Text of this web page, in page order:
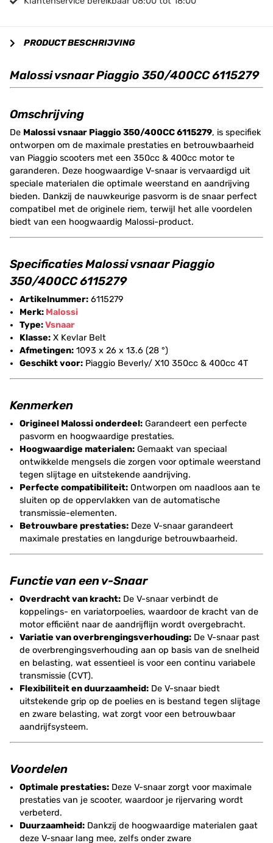
PRODUCT BESCHRIJVING
Malossi vsnaar Piaggio 350/400CC 6115279
Omschrijving
De Malossi vsnaar Piaggio 350/400CC 6115279, is specifiek
ontworpen om de maximale prestaties en betrouwbaarheid
van Piaggio scooters met een 350cc & 400cc motor te
garanderen. Deze hoogwaardige V-snaar is vervaardigd uit
speciale materialen die optimale weerstand en aandrijving
bieden. Dankzij de nauwkeurige pasvorm is de snaar perfect
compatibel met de originele riem, terwijl het alle voordelen
biedt van een hoogwaardig Malossi-product.
Specificaties Malossi vsnaar Piaggio
350/400CC 6115279
Artikelnummer: 6115279
Merk: Malossi
Type:Vsnaar
Klasse: X Kevlar Belt
Afmetingen: 1093 x 26 x 13.6 (28 °)
Geschikt voor: Piaggio Beverly/ X10 350cc & 400cc 4T
Kenmerken
Origineel Malossi onderdeel: Garandeert een perfecte
pasvorm en hoogwaardige prestaties.
Hoogwaardige materialen: Gemaakt van speciaal
ontwikkelde mengsels die zorgen voor optimale weerstand
tegen slijtage en uitstekende aandrijving.
Perfecte compatibiliteit: Ontworpen om naadloos aan te
sluiten op de oppervlakken van de automatische
transmissie-elementen.
Betrouwbare prestaties: Deze V-snaar garandeert
maximale prestaties en langdurige betrouwbaarheid.
Functie van een v-Snaar
Overdracht van kracht: De V-snaar verbindt de
koppelings- en variatorpoelies, waardoor de kracht van de
motor efficiënt naar de aandrijflijn wordt overgebracht.
Variatie van overbrengingsverhouding: De V-snaar past
de overbrengingsverhouding aan op basis van de snelheid
en belasting, wat essentieel is voor een continu variabele
transmissie (CVT).
Flexibiliteit en duurzaamheid: De V-snaar biedt
uitstekende grip op de poelies en is bestand tegen slijtage
en zware belasting, wat zorgt voor een betrouwbaar
aandrijfsysteem.
Voordelen
Optimale prestaties: Deze V-snaar zorgt voor maximale
prestaties van je scooter, waardoor je rijervaring wordt
verbeterd.
Duurzaamheid: Dankzij de hoogwaardige materialen gaat
deze V-snaar lang mee, zelfs onder zware